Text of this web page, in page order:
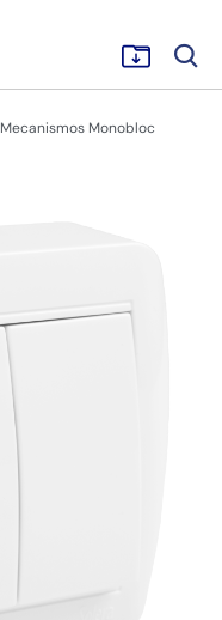
Mecanismos Monobloc